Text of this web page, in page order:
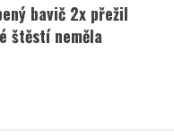
bavič 2x přežil
štěstí neměla